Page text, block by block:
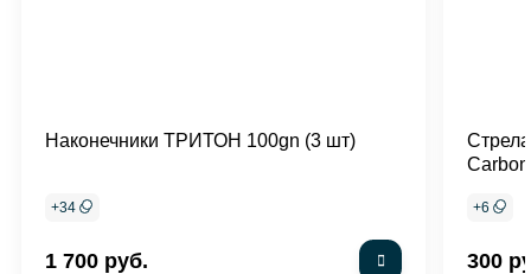
Наконечники ТРИТОН 100gn (3 шт)
+34
1 700 руб.
+6
300